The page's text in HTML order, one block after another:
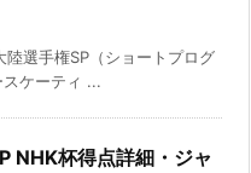
選手権SP（ショートプログ
ケーティ ...
NHK杯得点詳細・ジャ